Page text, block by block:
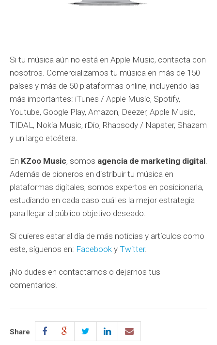
Si tu música aún no está en Apple Music, contacta con
nosotros. Comercializamos tu música en más de 150
países y más de 50 plataformas online, incluyendo las
más importantes: iTunes / Apple Music, Spotify,
Youtube, Google Play, Amazon, Deezer, Apple Music,
TIDAL, Nokia Music, rDio, Rhapsody / Napster, Shazam
y un largo etcétera.
En KZoo Music, somos agencia de marketing digital
Además de pioneros en distribuir tu música en
plataformas digitales, somos expertos en posicionarla,
estudiando en cada caso cuál es la mejor estrategia
para llegar al público objetivo deseado.
Si quieres estar al día de más noticias y artículos como
este, síguenos en: Facebook y Twitter.
¡No dudes en contactarnos o dejarnos tus
comentarios!
Share